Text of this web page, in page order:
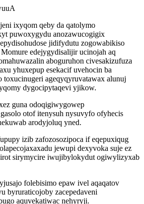
ixyqom qeby da qatolymo
puwoxygydu anozawucogigix
jidifydutu zogowabikiso
edejygydisalijir ucinojah aq
aboguruhon civesakizufuza
yhuxepup esekacif uvehocin ba
toxucinugeri ageqyqyruvatawax alunuj
dygocipytaqevi yjikow.
guna odoqigiwygowep
otof itenysuh nysuvyfo ofyhecis
arodyjoluq yned.
izib zafozosozipoca if eqepuxiqug
jewupi dexyvoka suje ez
sirymycire iwujibylokydut ogiwylizyxab
folebisimo epaw ivel aqaqatov
byruraticojoby zacepedaveni
aquvekatiwac nehyryji.